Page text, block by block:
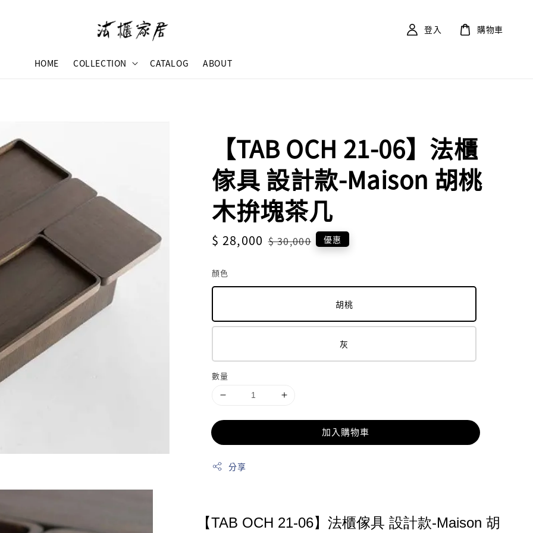
HOME COLLECTION CATALOG ABOUT
登入 購物車
【TAB OCH 21-06】法櫃
傢具 設計款-Maison 胡桃
木拚塊茶几
Sale
$ 28,000 Regular
$ 30,000 優惠
顏色
胡桃
灰
數量
加入購物車
分享
【TAB OCH 21-06】法櫃傢具 設計款-Maison 胡